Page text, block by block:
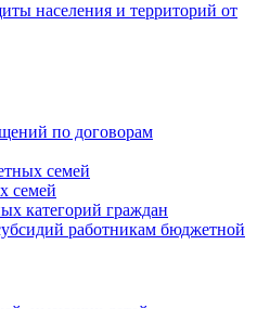
населения и территорий от
по договорам
семей
семей
категорий граждан
работникам бюджетной